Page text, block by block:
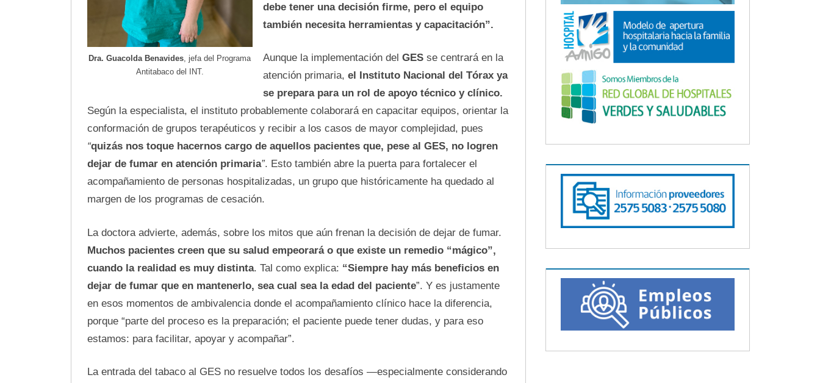
Dra. Guacolda Benavides, jefa del Programa
Antitabaco del INT.
debe tener una decisión firme, pero el equipo
también necesita herramientas y capacitación”.
Aunque la implementación del GESse centrará en la
atención primaria, el Instituto Nacional del Tórax ya
se prepara para un rol de apoyo técnico y clínico.
Según la especialista, el instituto probablemente colaborará en capacitar equipos, orientar la
conformación de grupos terapéuticos y recibir a los casos de mayor complejidad, pues
“quizás nos toque hacernos cargo de aquellos pacientes que, pese al GES, no logren
dejar de fumar en atención primaria”. Esto también abre la puerta para fortalecer el
acompañamiento de personas hospitalizadas, un grupo que históricamente ha quedado al
margen de los programas de cesación.
La doctora advierte, además, sobre los mitos que aún frenan la decisión de dejar de fumar.
Muchos pacientes creen que su salud empeorará o que existe un remedio “mágico”,
cuando la realidad es muy distinta. Tal como explica: “Siempre hay más beneficios en
dejar de fumar que en mantenerlo, sea cual sea la edad del paciente”. Y es justamente
en esos momentos de ambivalencia donde el acompañamiento clínico hace la diferencia,
porque “parte del proceso es la preparación; el paciente puede tener dudas, y para eso
estamos: para facilitar, apoyar y acompañar”.
La entrada del tabaco al GES no resuelve todos los desafíos —especialmente considerando